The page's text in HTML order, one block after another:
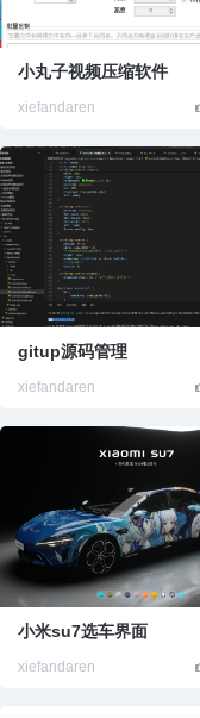
小丸子视频压缩软件
xiefandaren
gitup源码管理
xiefandaren
小米su7选车界面
xiefandaren